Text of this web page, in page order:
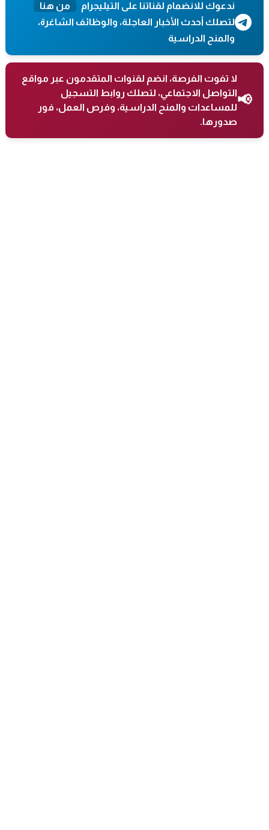
ندعوك للانضمام لقناتنا على التيليجرام
من هنا
لتصلك أحدث الأخبار العاجلة، والوظائف الشاغرة،
والمنح الدراسية
📢
لا تفوت الفرصة، انضم لقنوات المتقدمون عبر مواقع
التواصل الاجتماعي، لتصلك روابط التسجيل
للمساعدات والمنح الدراسية، وفرص العمل، فور
صدورها.